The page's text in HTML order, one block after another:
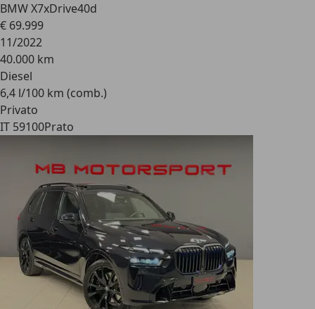
BMW X7xDrive40d
€ 69.999
11/2022
40.000 km
Diesel
6,4 l/100 km (comb.)
Privato
IT 59100Prato